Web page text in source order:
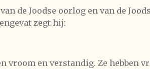
de Joodse oorlog en van de
zegt hij:
vroom en verstandig. Ze hebben